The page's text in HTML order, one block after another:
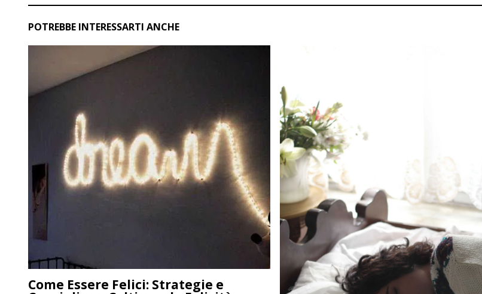
POTREBBE INTERESSARTI ANCHE
Come Essere Felici: Strategie e